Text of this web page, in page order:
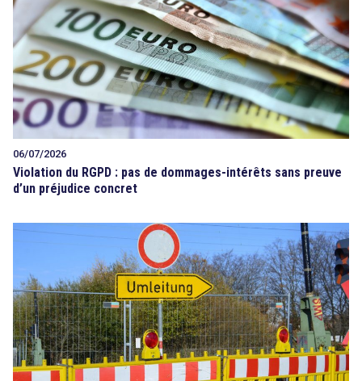
06/07/2026
Violation du RGPD : pas de dommages-intérêts sans preuve
d’un préjudice concret